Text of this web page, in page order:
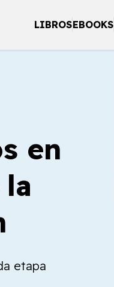
LIBROSEBOOKS
en
etapa